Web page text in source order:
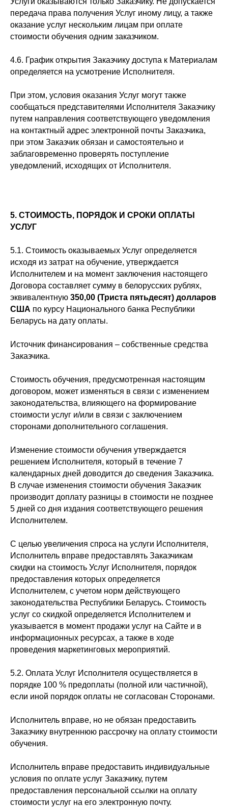
передача права получения Услуг иному лицу, а также
оказание услуг нескольким лицам при оплате
стоимости обучения одним заказчиком.
4.6. График открытия Заказчику доступа к Материалам
определяется на усмотрение Исполнителя.
При этом, условия оказания Услуг могут также
сообщаться представителями Исполнителя Заказчику
путем направления соответствующего уведомления
на контактный адрес электронной почты Заказчика,
при этом Заказчик обязан и самостоятельно и
заблаговременно проверять поступление
уведомлений, исходящих от Исполнителя.
5. СТОИМОСТЬ, ПОРЯДОК И СРОКИ ОПЛАТЫ
УСЛУГ
5.1. Стоимость оказываемых Услуг определяется
исходя из затрат на обучение, утверждается
Исполнителем и на момент заключения настоящего
Договора составляет сумму в белорусских рублях,
эквивалентную 350,00 (Триста пятьдесят) долларов
США по курсу Национального банка Республики
Беларусь на дату оплаты.
Источник финансирования – собственные средства
Заказчика.
Стоимость обучения, предусмотренная настоящим
договором, может изменяться в связи с изменением
законодательства, влияющего на формирование
стоимости услуг и/или в связи с заключением
сторонами дополнительного соглашения.
Изменение стоимости обучения утверждается
решением Исполнителя, который в течение 7
календарных дней доводится до сведения Заказчика.
В случае изменения стоимости обучения Заказчик
производит доплату разницы в стоимости не позднее
5 дней со дня издания соответствующего решения
Исполнителем.
С целью увеличения спроса на услуги Исполнителя,
Исполнитель вправе предоставлять Заказчикам
скидки на стоимость Услуг Исполнителя, порядок
предоставления которых определяется
Исполнителем, с учетом норм действующего
законодательства Республики Беларусь. Стоимость
услуг со скидкой определяется Исполнителем и
указывается в момент продажи услуг на Сайте и в
информационных ресурсах, а также в ходе
проведения маркетинговых мероприятий.
5.2. Оплата Услуг Исполнителя осуществляется в
порядке 100 % предоплаты (полной или частичной),
если иной порядок оплаты не согласован Сторонами.
Исполнитель вправе, но не обязан предоставить
Заказчику внутреннюю рассрочку на оплату стоимости
обучения.
Исполнитель вправе предоставить индивидуальные
условия по оплате услуг Заказчику, путем
предоставления персональной ссылки на оплату
стоимости услуг на его электронную почту.